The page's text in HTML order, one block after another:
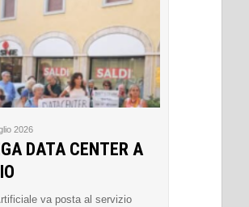
2026
DATA CENTER A
va posta al servizio